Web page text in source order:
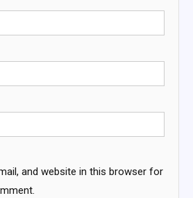
and website in this browser for